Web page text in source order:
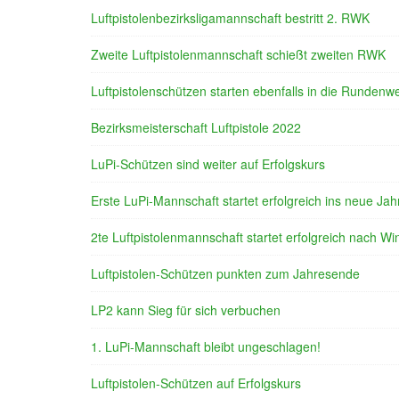
Luftpistolenbezirksligamannschaft bestritt 2. RWK
Zweite Luftpistolenmannschaft schießt zweiten RWK
Luftpistolenschützen starten ebenfalls in die
Bezirksmeisterschaft Luftpistole 2022
LuPi-Schützen sind weiter auf Erfolgskurs
Erste LuPi-Mannschaft startet erfolgreich ins neue
2te Luftpistolenmannschaft startet erfolgreich nach
Luftpistolen-Schützen punkten zum Jahresende
LP2 kann Sieg für sich verbuchen
1. LuPi-Mannschaft bleibt ungeschlagen!
Luftpistolen-Schützen auf Erfolgskurs